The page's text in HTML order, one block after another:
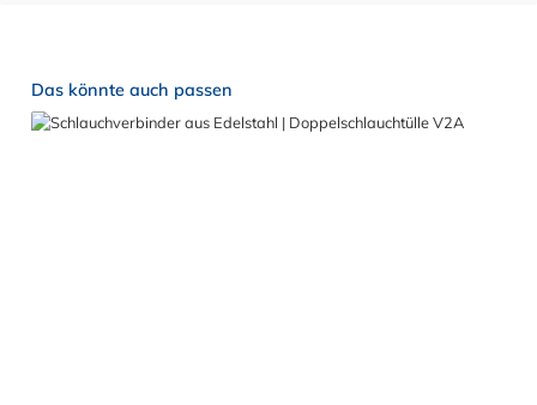
Produktgalerie überspringen
Das könnte auch passen